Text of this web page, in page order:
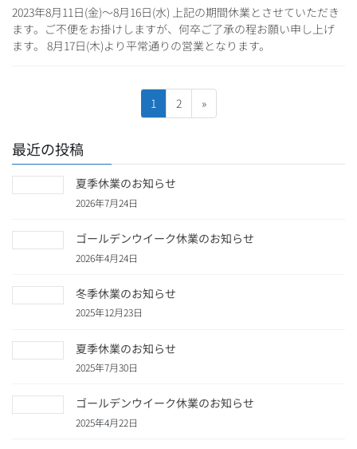
2023年8月11日(金)～8月16日(水) 上記の期間休業とさせていただき
ます。ご不便をお掛けしますが、何卒ご了承の程お願い申し上げ
ます。 8月17日(木)より平常通りの営業となります。
の
ペ
ー
送
固
定
ジ
1
固
定
2 »
最近の投稿
夏季休業のお知らせ
2026年7月24日
ゴールデンウイーク休業のお知らせ
2026年4月24日
冬季休業のお知らせ
2025年12月23日
夏季休業のお知らせ
2025年7月30日
ゴールデンウイーク休業のお知らせ
2025年4月22日